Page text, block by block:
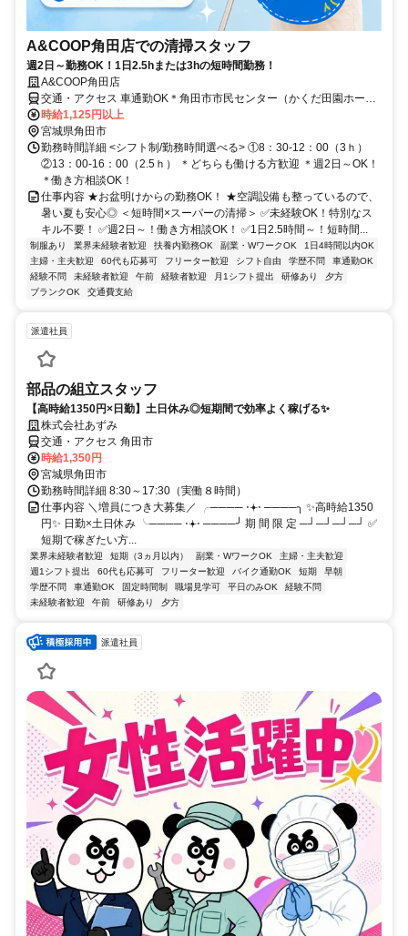
A&COOP角田店での清掃スタッフ
週2日～勤務OK！1日2.5hまたは3hの短時間勤務！
A&COOP角田店
交通・アクセス 車通勤OK＊角田市市民センター（かくだ田園ホー
ル）近く＊
時給1,125円以上
宮城県角田市
勤務時間詳細 <シフト制/勤務時間選べる> ①8：30-12：00（3ｈ）
②13：00-16：00（2.5ｈ） ＊どちらも働ける方歓迎 ＊週2日～OK！
＊働き方相談OK！
仕事内容 ★お盆明けからの勤務OK！ ★空調設備も整っているので、
暑い夏も安心◎ ＜短時間×スーパーの清掃＞ ✅未経験OK！特別なス
キル不要！ ✅週2日～！働き方相談OK！ ✅1日2.5時間～！短時間...
制服あり 業界未経験者歓迎 扶養内勤務OK 副業・WワークOK
1日4時間以内OK
主婦・主夫歓迎
60代も応募可 フリーター歓迎 シフト自由 学歴不問
車通勤OK
経験不問
未経験者歓迎 午前 経験者歓迎 月1シフト提出 研修あり
夕方
ブランクOK
交通費支給
派遣社員
部品の組立スタッフ
【高時給1350円×日勤】土日休み◎短期間で効率よく稼げる✨
株式会社あずみ
交通・アクセス 角田市
時給1,350円
宮城県角田市
勤務時間詳細 8:30～17:30（実働８時間）
仕事内容 ＼増員につき大募集／ ╭──── ⋅𖥔⋅ ────╮ ✨高時給1350
円✨ 日勤×土日休み ╰──── ⋅𖥔⋅ ────╯ 期 間 限 定 ─┘─┘─┘─┘ ✅
短期で稼ぎたい方...
業界未経験者歓迎 短期（3ヵ月以内） 副業・WワークOK
主婦・主夫歓迎
週1シフト提出
60代も応募可 フリーター歓迎 バイク通勤OK 短期
早朝
学歴不問
車通勤OK 固定時間制 職場見学可 平日のみOK
経験不問
未経験者歓迎
午前 研修あり 夕方
派遣社員